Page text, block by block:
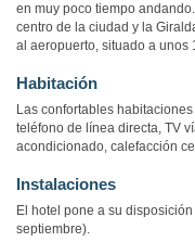
en muy poco tiempo
centro de la ciudad y la
al aeropuerto, situado a unos
Habitación
Las confortables
teléfono de línea directa, TV
acondicionado, calefacción
Instalaciones
El hotel pone a su
septiembre).